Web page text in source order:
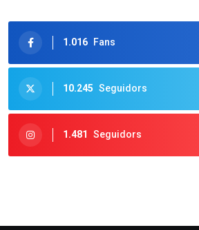
1.016 Fans
10.245 Seguidors
1.481 Seguidors